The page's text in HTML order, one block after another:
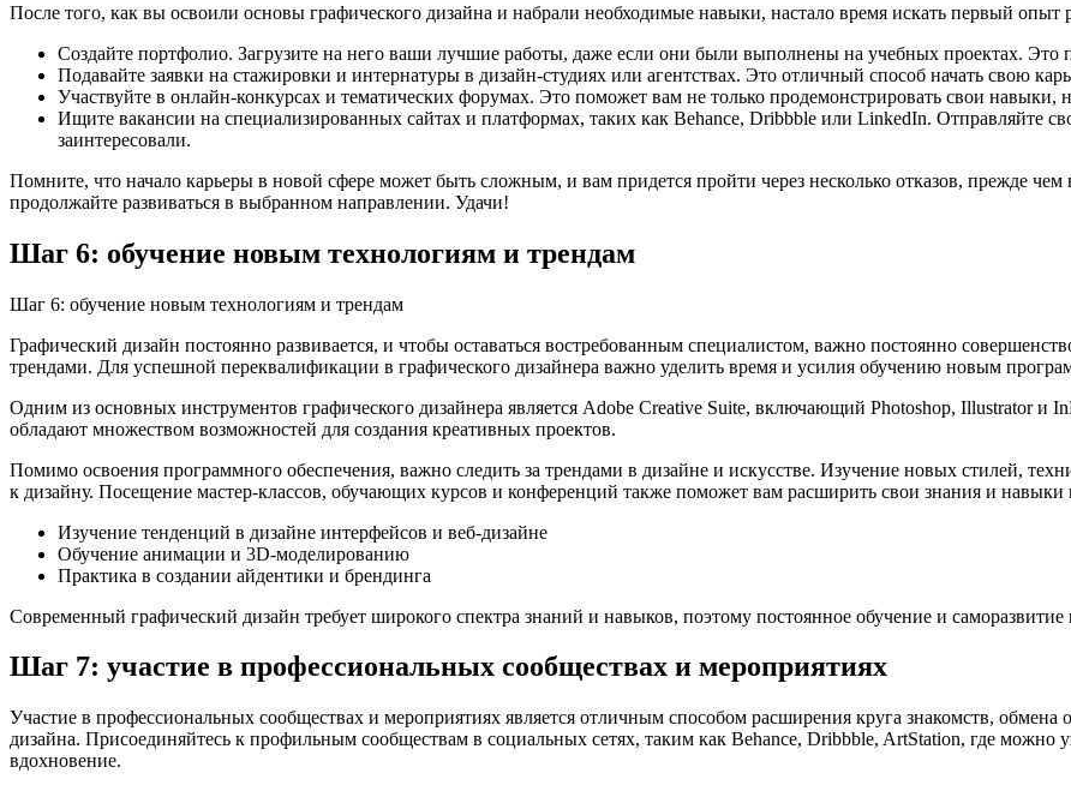
После того, как вы освоили основы графического дизайна и набрали необходимые навыки, настало время искать первый
Создайте портфолио. Загрузите на него ваши лучшие работы, даже если они были выполнены на учебных проектах.
Подавайте заявки на стажировки и интернатуры в дизайн-студиях или агентствах. Это отличный способ начать свою
Участвуйте в онлайн-конкурсах и тематических форумах. Это поможет вам не только продемонстрировать свои навыки,
Ищите вакансии на специализированных сайтах и платформах, таких как Behance, Dribbble или LinkedIn. Отправляйте
заинтересовали.
Помните, что начало карьеры в новой сфере может быть сложным, и вам придется пройти через несколько отказов, прежде чем
продолжайте развиваться в выбранном направлении. Удачи!
Шаг 6: обучение новым технологиям и трендам
Шаг 6: обучение новым технологиям и трендам
Графический дизайн постоянно развивается, и чтобы оставаться востребованным специалистом, важно постоянно
трендами. Для успешной переквалификации в графического дизайнера важно уделить время и усилия обучению новым
Одним из основных инструментов графического дизайнера является Adobe Creative Suite, включающий Photoshop, Illustrator
обладают множеством возможностей для создания креативных проектов.
Помимо освоения программного обеспечения, важно следить за трендами в дизайне и искусстве. Изучение новых стилей,
к дизайну. Посещение мастер-классов, обучающих курсов и конференций также поможет вам расширить свои знания и навыки
Изучение тенденций в дизайне интерфейсов и веб-дизайне
Обучение анимации и 3D-моделированию
Практика в создании айдентики и брендинга
Современный графический дизайн требует широкого спектра знаний и навыков, поэтому постоянное обучение и
Шаг 7: участие в профессиональных сообществах и мероприятиях
Участие в профессиональных сообществах и мероприятиях является отличным способом расширения круга знакомств,
дизайна. Присоединяйтесь к профильным сообществам в социальных сетях, таким как Behance, Dribbble, ArtStation, где можно
вдохновение.